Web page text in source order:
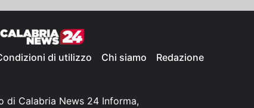
di utilizzo Chi siamo Redazione
di Calabria News 24 Informa,